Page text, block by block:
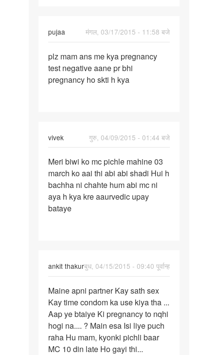
pujaa
मंगल, 03/17/2015 - 11:58 बजे
plz
mam
ans
plz mam ans me kya pregnancy
test negative aane pr bhi
pregnancy ho skti h kya
vivek
गुरु, 04/09/2015 - 01:44 बजे
Meri
biwi
ko
mc
pichle
Meri biwi ko mc pichle mahine 03
march ko aai thi abi abi shadi Hui h
bachha ni chahte hum abi mc ni
aya h kya kre aaurvedic upay
bataye
ankit thakurबुध, 04/15/2015 - 09:40 पूर्वान्ह
Maine
apni
partner
Kay
sath
Maine apni partner Kay sath sex
Kay time condom ka use kiya tha ...
Aap ye btaiye Ki pregnancy to nqhi
hogi na.... ? Main esa Isi liye puch
raha Hu mam, kyonki pichli baar
MC 10 din late Ho gayi thi...